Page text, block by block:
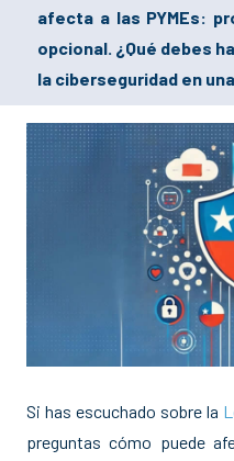
afecta a las PYMEs:
opcional. ¿Qué debes
la ciberseguridad en
Si has escuchado sobre la
preguntas cómo puede